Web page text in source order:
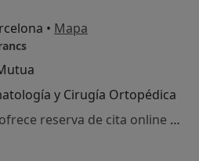
• Mapa
y Cirugía Ortopédica
Este especialista no ofrece reserva de cita online en esta dirección.